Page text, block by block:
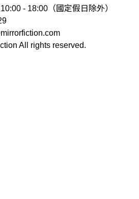
- 18:00（國定假日除外）
All rights reserved.